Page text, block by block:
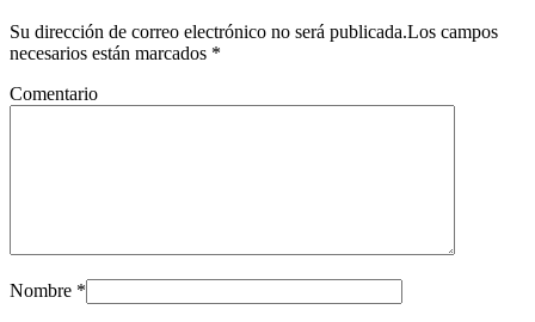
Su dirección de correo electrónico no será publicada.Los campos
necesarios están marcados *
Comentario
Nombre *